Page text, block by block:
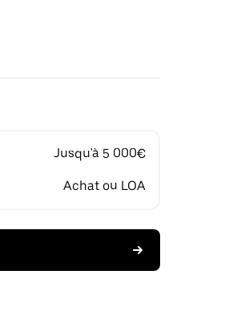
Jusqu'à 5 000€
Achat ou LOA